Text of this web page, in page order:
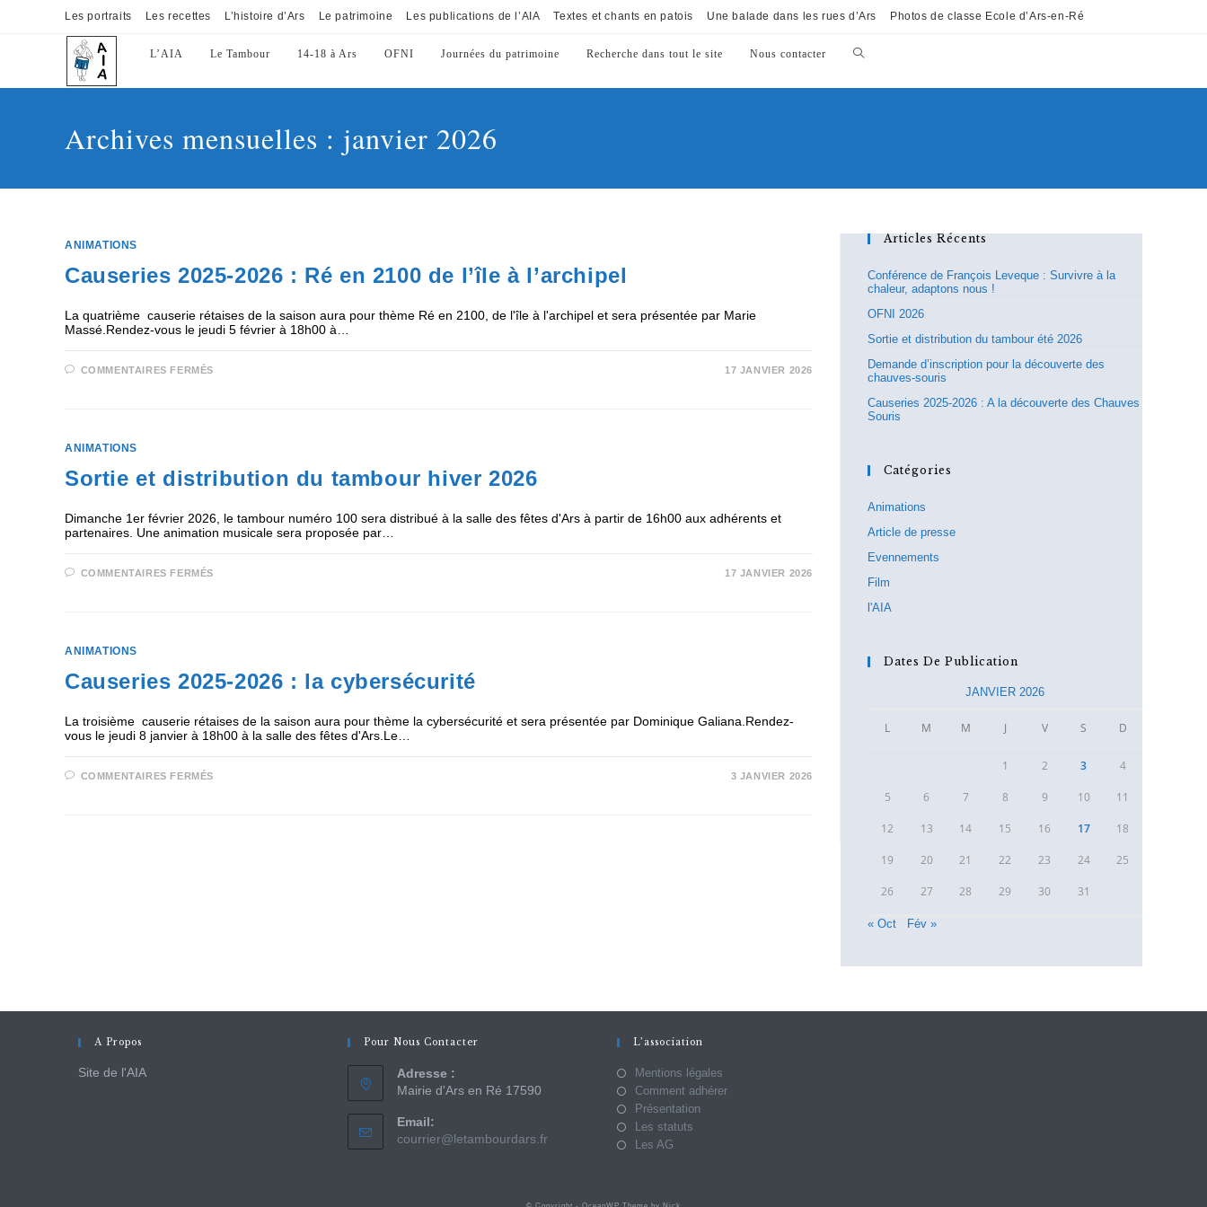
Les portraits Les recettes L’histoire d’Ars Le patrimoine Les publications de l’AIA Textes et chants en patois Une balade dans les rues d’Ars Photos de classe Ecole d’Ars-en-Ré
L’AIA Le Tambour 14-18 à Ars OFNI Journées du patrimoine Recherche dans tout le site Nous contacter
Archives mensuelles : janvier 2026
ANIMATIONS
Causeries 2025-2026 : Ré en 2100 de l’île à l’archipel
La quatrième causerie rétaises de la saison aura pour thème Ré en 2100, de l'île à l'archipel et sera présentée par Marie
Massé.Rendez-vous le jeudi 5 février à 18h00 à…
COMMENTAIRES FERMÉS 17 JANVIER 2026
ANIMATIONS
Sortie et distribution du tambour hiver 2026
Dimanche 1er février 2026, le tambour numéro 100 sera distribué à la salle des fêtes d'Ars à partir de 16h00 aux adhérents et
partenaires. Une animation musicale sera proposée par…
COMMENTAIRES FERMÉS 17 JANVIER 2026
ANIMATIONS
Causeries 2025-2026 : la cybersécurité
La troisième causerie rétaises de la saison aura pour thème la cybersécurité et sera présentée par Dominique Galiana.Rendez-
vous le jeudi 8 janvier à 18h00 à la salle des fêtes d'Ars.Le…
COMMENTAIRES FERMÉS 3 JANVIER 2026
Articles Récents
Conférence de François Leveque : Survivre à la
chaleur, adaptons nous !
OFNI 2026
Sortie et distribution du tambour été 2026
Demande d’inscription pour la découverte des
chauves-souris
Causeries 2025-2026 : A la découverte des Chauves
Souris
Catégories
Animations
Article de presse
Evennements
Film
l'AIA
Dates De Publication
JANVIER 2026
L M M J V S D
1 2 3 4
5 6 7 8 9 10 11
12 13 14 15 16 17 18
19 20 21 22 23 24 25
26 27 28 29 30 31
« Oct Fév »
A Propos
Site de l'AIA
Pour Nous Contacter
Adresse :
Mairie d'Ars en Ré 17590
Email:
courrier@letambourdars.fr
L’association
Mentions légales
Comment adhérer
Présentation
Les statuts
Les AG